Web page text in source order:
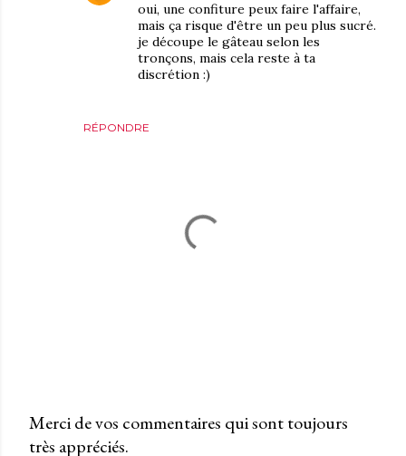
RÉPONDRE
oui, une confiture peux faire l'affaire,
mais ça risque d'être un peu plus sucré.
je découpe le gâteau selon les
tronçons, mais cela reste à ta
discrétion :)
P
Merci de vos commentaires qui sont toujours
très appréciés.